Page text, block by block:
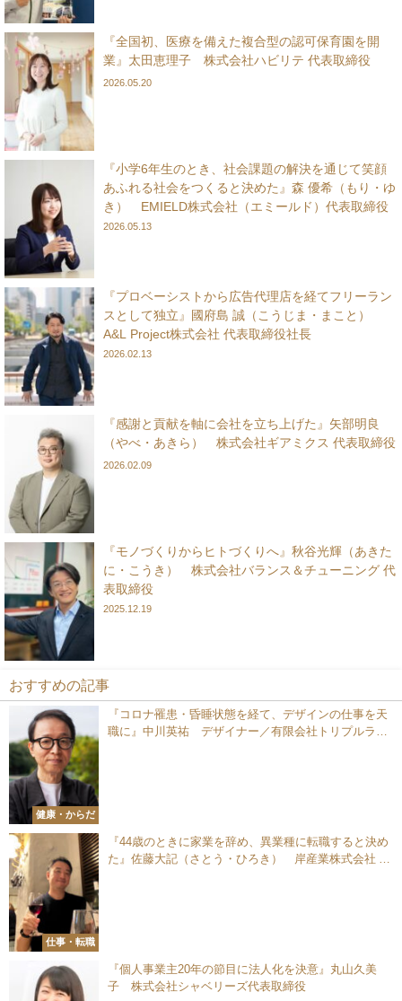
『全国初、医療を備えた複合型の認可保育園を開
業』太田恵理子 株式会社ハビリテ 代表取締役
2026.05.20
『小学6年生のとき、社会課題の解決を通じて笑顔
あふれる社会をつくると決めた』森 優希（もり・ゆ
き） EMIELD株式会社（エミールド）代表取締役
2026.05.13
『プロベーシストから広告代理店を経てフリーラン
スとして独立』國府島 誠（こうじま・まこと）
A&L Project株式会社 代表取締役社長
2026.02.13
『感謝と貢献を軸に会社を立ち上げた』矢部明良
（やべ・あきら） 株式会社ギアミクス 代表取締役
2026.02.09
『モノづくりからヒトづくりへ』秋谷光輝（あきた
に・こうき） 株式会社バランス＆チューニング 代
表取締役
2025.12.19
おすすめの記事
健康・からだ
『コロナ罹患・昏睡状態を経て、デザインの仕事を天
職に』中川英祐 デザイナー／有限会社トリプルライ
仕事・転職
『44歳のときに家業を辞め、異業種に転職すると決め
た』佐藤大記（さとう・ひろき） 岸産業株式会社 営
『個人事業主20年の節目に法人化を決意』丸山久美
子 株式会社シャベリーズ代表取締役